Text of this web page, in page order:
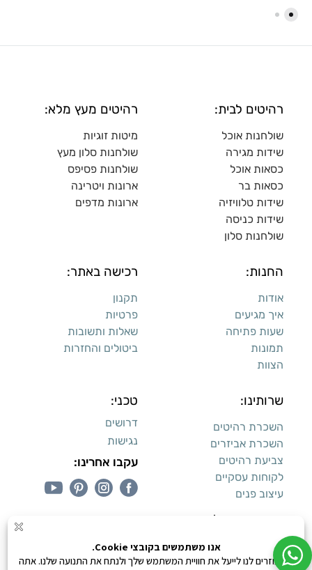
רהיטים לבית:
שולחנות אוכל
שידות מגירה
כסאות אוכל
כסאות בר
שידות טלוויזיה
שידות כניסה
שולחנות סלון
רהיטים מעץ מלא:
מיטות זוגיות
שולחנות סלון מעץ
שולחנות פסיפס
ארונות ויטרינה
ארונות מדפים
החנות:
אודות
איך מגיעים
שעות פתיחה
תמונות
הצוות
רכישה באתר:
תקנון
פרטיות
שאלות ותשובות
ביטולים והחזרות
שרותינו:
השכרת רהיטים
השכרת אביזרים
צביעת רהיטים
לקוחות עסקיים
עיצוב פנים
עיצוב דירות למכירה:
טכני:
דרושים
נגישות
עקבו אחרינו: